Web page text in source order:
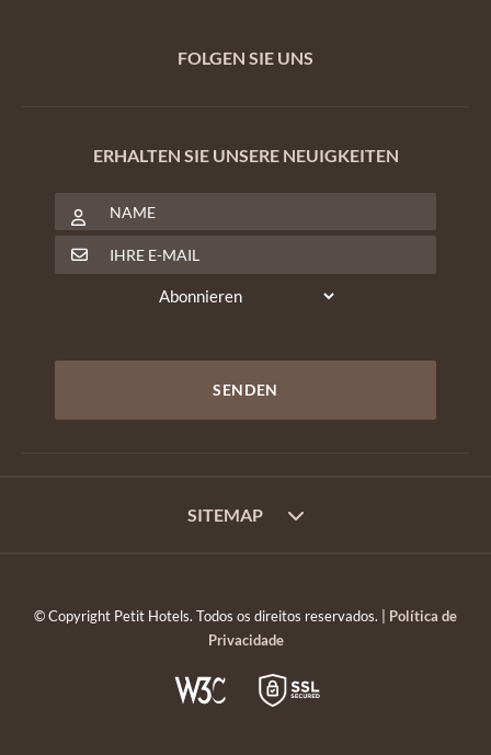
FOLGEN SIE UNS
ERHALTEN SIE UNSERE NEUIGKEITEN
SITEMAP
© Copyright Petit Hotels. Todos os direitos reservados. | Política de
Privacidade